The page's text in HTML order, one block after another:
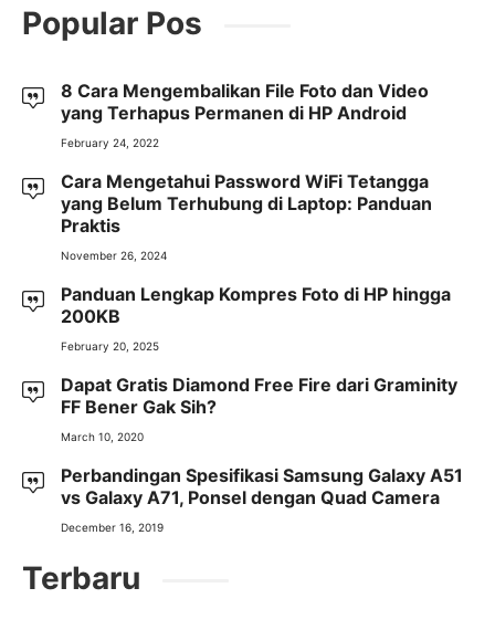
Popular Pos
8 Cara Mengembalikan File Foto dan Video
yang Terhapus Permanen di HP Android
February 24, 2022
Cara Mengetahui Password WiFi Tetangga
yang Belum Terhubung di Laptop: Panduan
Praktis
November 26, 2024
Panduan Lengkap Kompres Foto di HP hingga
200KB
February 20, 2025
Dapat Gratis Diamond Free Fire dari Graminity
FF Bener Gak Sih?
March 10, 2020
Perbandingan Spesifikasi Samsung Galaxy A51
vs Galaxy A71, Ponsel dengan Quad Camera
December 16, 2019
Terbaru